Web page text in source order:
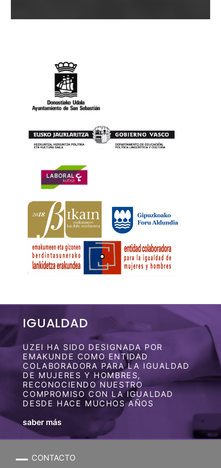
IGUALDAD
UZEI HA SIDO DESIGNADA POR
EMAKUNDE COMO ENTIDAD
COLABORADORA PARA LA IGUALDAD
DE MUJERES Y HOMBRES,
RECONOCIENDO NUESTRO
COMPROMISO CON LA IGUALDAD
DESDE HACE MUCHOS AÑOS
saber más
CONTACTO